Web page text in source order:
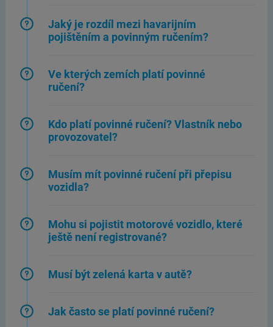
Jaký je rozdíl mezi havarijním
pojištěním a povinným ručením?
Ve kterých zemích platí povinné
ručení?
Kdo platí povinné ručení? Vlastník nebo
provozovatel?
Musím mít povinné ručení při přepisu
vozidla?
Mohu si pojistit motorové vozidlo, které
ještě není registrované?
Musí být zelená karta v autě?
Jak často se platí povinné ručení?